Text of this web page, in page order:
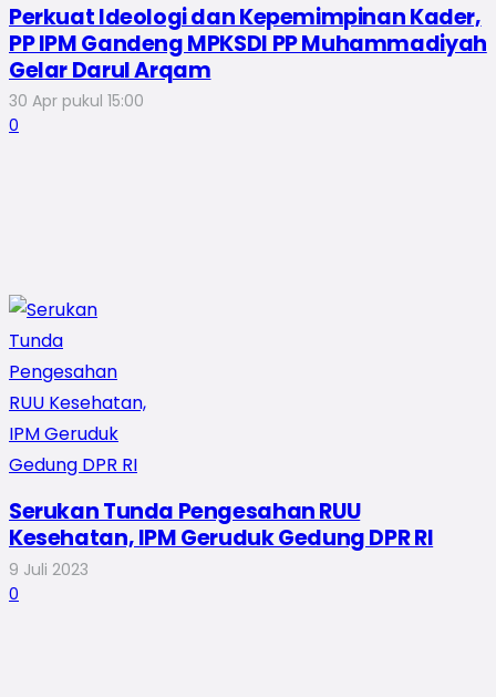
Perkuat Ideologi dan Kepemimpinan Kader,
PP IPM Gandeng MPKSDI PP Muhammadiyah
Gelar Darul Arqam
30 Apr pukul 15:00
0
Serukan Tunda Pengesahan RUU
Kesehatan, IPM Geruduk Gedung DPR RI
9 Juli 2023
0